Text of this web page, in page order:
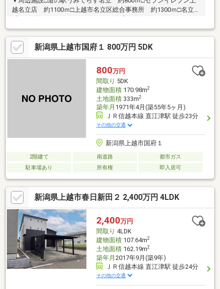
越名立店 約1100ｍ□上越市名立区総合事務所 約1300ｍ□名立谷
浜SA 約2700ｍ□シーサイドパーク名立 約3400ｍ
新潟県上越市国府１ 800万円 5DK
800万円
間取り 5DK
建物面積170.98m2
土地面積333m2
築年月 1971年4月(築55年5ヶ月)
ＪＲ信越本線 直江津駅 徒歩23分
その他の交通
新潟県上越市国府１
2階建て 南道路
都市ガス
駐車場あり
所有権 即入居可
新潟県上越市春日新田２ 2,400万円 4LDK
2,400万円
間取り 4LDK
建物面積107.64m2
土地面積162.19m2
築年月 2017年9月(築9年)
ＪＲ信越本線 直江津駅 徒歩24分
その他の交通